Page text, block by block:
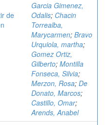
de
Garcia Gimenez,
Odalis; Chacin
Torrealba,
Marycarmen; Bravo
Urquiola, martha;
Gomez Ortiz,
Gilberto; Montilla
Fonseca, Silvia;
Merzon, Rosa; De
Donato, Marcos;
Castillo, Omar;
Arends, Anabel